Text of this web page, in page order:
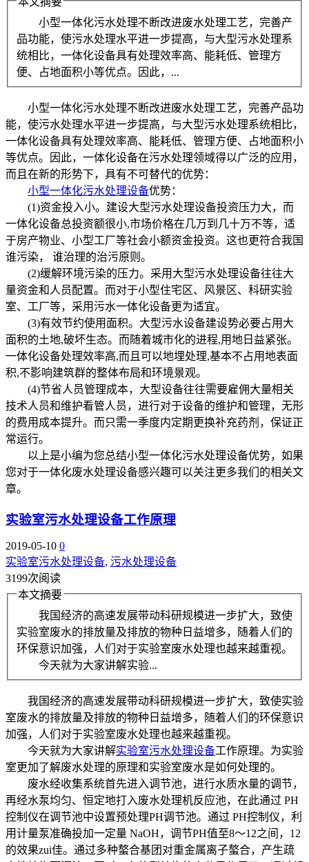
小型一体化污水处理不断改进废水处理工艺，完善产
品功能，使污水处理水平进一步提高，与大型污水处理系
统相比，一体化设备具有处理效率高、能耗低、管理方
便、占地面积小等优点。因此，...
小型一体化污水处理不断改进废水处理工艺，完善产品功
能，使污水处理水平进一步提高，与大型污水处理系统相比，
一体化设备具有处理效率高、能耗低、管理方便、占地面积小
等优点。因此，一体化设备在污水处理领域得以广泛的应用，
而且在新的形势下，具有不可替代的优势：
小型一体化污水处理设备优势：
(1)资金投入小。建设大型污水处理设备投资压力大，而
一体化设备总投资额很小,市场价格在几万到几十万不等，适
于房产物业、小型工厂等社会小额资金投资。这也更符合我国
谁污染， 谁治理的治污原则。
(2)缓解环境污染的压力。采用大型污水处理设备往往大
量资金和人员配置。而对于小型住宅区、风景区、科研实验
室、工厂等，采用污水一体化设备更为适宜。
(3)有效节约使用面积。大型污水设备建设势必要占用大
面积的土地,破坏生态。而随着城市化的进程,用地日益紧张。
一体化设备处理效率高,而且可以地埋处理,基本不占用地表面
积,不影响建筑群的整体布局和环境景观。
(4)节省人员管理成本，大型设备往往需要雇佣大量相关
技术人员和维护看管人员，进行对于设备的维护和管理，无形
的费用成本提升。而只需一季度内定期更换补充药剂，保证正
常运行。
以上是小编为您总结小型一体化污水处理设备优势，如果
您对于一体化废水处理设备感兴趣可以关注更多我们的相关文
章。
实验室污水处理设备工作原理
2019-05-10 0
实验室污水处理设备, 污水处理设备
3199次阅读
本文摘要
我国经济的高速发展带动科研规模进一步扩大，致使
实验室废水的排放量及排放的物种日益增多，随着人们的
环保意识加强，人们对于实验室废水处理也越来越重视。
今天就为大家讲解实验...
我国经济的高速发展带动科研规模进一步扩大，致使实验
室废水的排放量及排放的物种日益增多，随着人们的环保意识
加强，人们对于实验室废水处理也越来越重视。
今天就为大家讲解实验室污水处理设备工作原理。为实验
室更加了解废水处理的原理和实验室废水是如何处理的。
废水经收集系统首先进入调节池，进行水质水量的调节，
再经水泵均匀、恒定地打入废水处理机反应池，在此通过 PH
控制仪在调节池中设置预处理PH调节池。通过 PH控制仪，利
用计量泵准确投加一定量 NaOH，调节PH值至8～12之间，12
的效果zui佳。通过多种螯合基团对重金属离子螯合，产生疏